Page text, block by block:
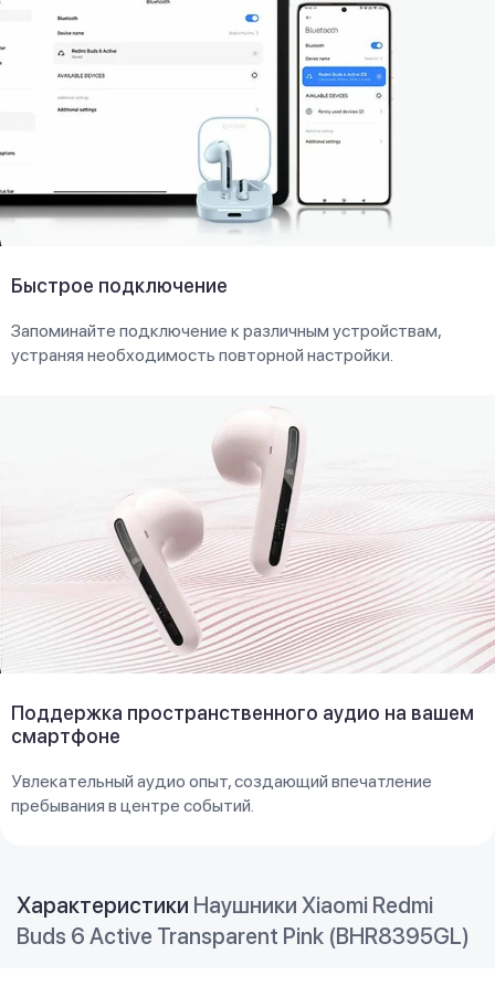
Быстрое подключение
Запоминайте подключение к различным устройствам,
устраняя необходимость повторной настройки.
Поддержка пространственного аудио на вашем
смартфоне
Увлекательный аудио опыт, создающий впечатление
пребывания в центре событий.
Характеристики Наушники Xiaomi Redmi
Buds 6 Active Transparent Pink (BHR8395GL)